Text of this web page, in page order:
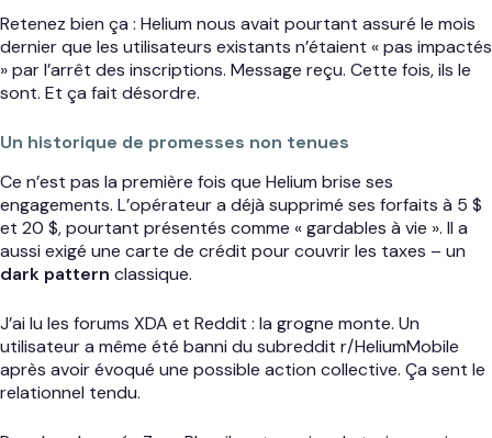
Retenez bien ça : Helium nous avait pourtant assuré le mois
dernier que les utilisateurs existants n’étaient « pas impactés
» par l’arrêt des inscriptions. Message reçu. Cette fois, ils le
sont. Et ça fait désordre.
Un historique de promesses non tenues
Ce n’est pas la première fois que Helium brise ses
engagements. L’opérateur a déjà supprimé ses forfaits à 5 $
et 20 $, pourtant présentés comme « gardables à vie ». Il a
aussi exigé une carte de crédit pour couvrir les taxes – un
dark pattern classique.
J’ai lu les forums XDA et Reddit : la grogne monte. Un
utilisateur a même été banni du subreddit r/HeliumMobile
après avoir évoqué une possible action collective. Ça sent le
relationnel tendu.